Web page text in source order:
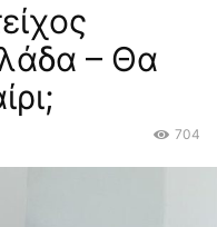
– Θα
704